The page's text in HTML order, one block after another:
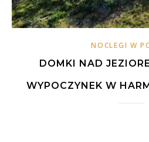
NOCLEGI W
DOMKI NAD
WYPOCZYNEK W